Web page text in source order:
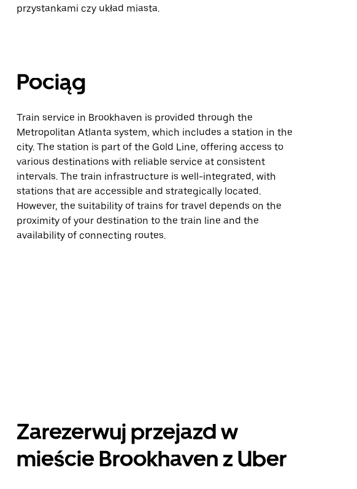
przystankami czy układ miasta.
Pociąg
Train service in Brookhaven is provided through the
Metropolitan Atlanta system, which includes a station in the
city. The station is part of the Gold Line, offering access to
various destinations with reliable service at consistent
intervals. The train infrastructure is well-integrated, with
stations that are accessible and strategically located.
However, the suitability of trains for travel depends on the
proximity of your destination to the train line and the
availability of connecting routes.
Zarezerwuj przejazd w
mieście Brookhaven z Uber